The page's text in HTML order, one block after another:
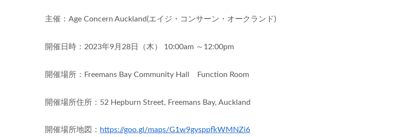
主催：Age Concern Auckland(エイジ・コンサーン・オークランド)
開催日時：2023年9月28日（木） 10:00am ～12:00pm
開催場所：Freemans Bay Community Hall Function Room
開催場所住所：52 Hepburn Street, Freemans Bay, Auckland
開催場所地図： https://goo.gl/maps/G1w9gysppfkWMNZi6